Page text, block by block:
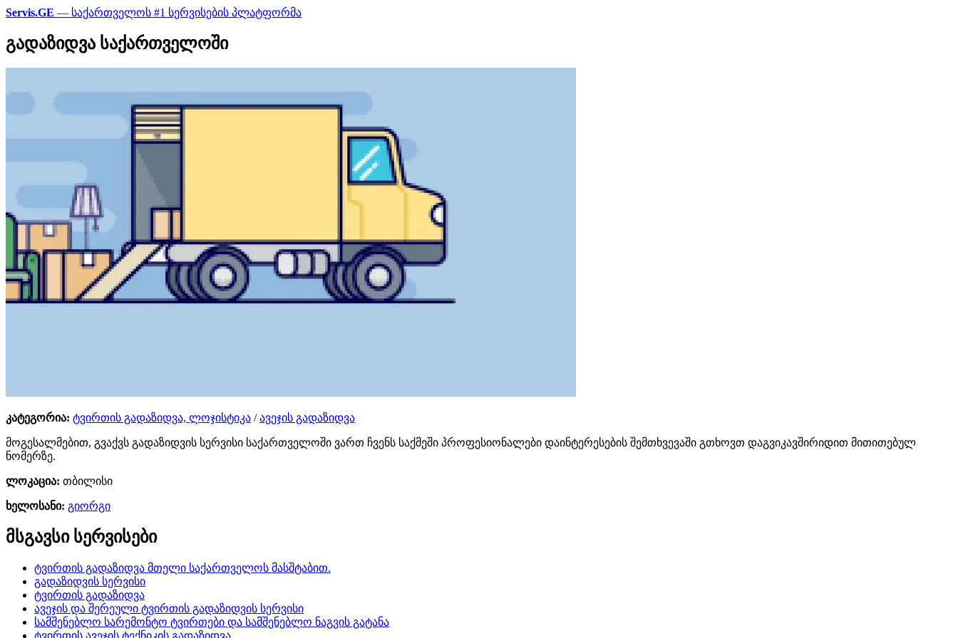
Servis.GE — საქართველოს #1 სერვისების პლატფორმა
გადაზიდვა საქართველოში
კატეგორია: ტვირთის გადაზიდვა, ლოჯისტიკა /ავეჯის გადაზიდვა
მოგესალმებით, გვაქვს გადაზიდვის სერვისი საქართველოში ვართ ჩვენს საქმეში პროფესიონალები დაინტერესების შემთხვევაში გთხოვთ დაგვიკავშირიდით მითითებულ
ნომერზე.
ლოკაცია: თბილისი
ხელოსანი: გიორგი
მსგავსი სერვისები
ტვირთის გადაზიდვა მთელი საქართველოს მასშტაბით.
გადაზიდვის სერვისი
ტვირთის გადაზიდვა
ავეჯის და შერეული ტვირთის გადაზიდვის სერვისი
სამშენებლო სარემონტო ტვირთები და სამშენებლო ნაგვის გატანა
ტვირთის ავეჯის ტექნიკის გადაზიდვა